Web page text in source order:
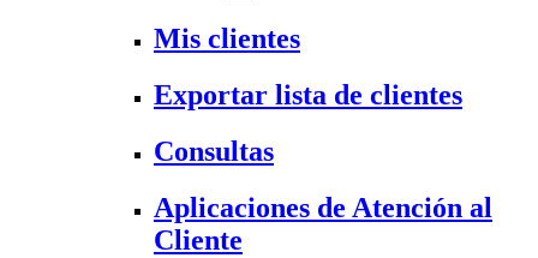
Mis clientes
Exportar lista de clientes
Consultas
Aplicaciones de Atención al
Cliente